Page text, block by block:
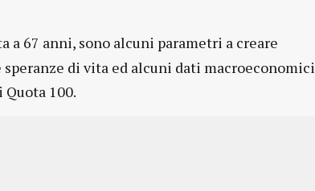
a 67 anni, sono alcuni parametri a creare
di vita ed alcuni dati macroeconomici
100.